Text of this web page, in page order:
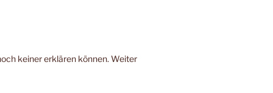
keiner erklären können. Weiter